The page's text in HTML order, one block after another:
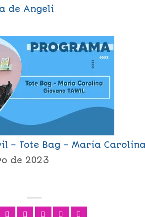
de Angeli
– Tote Bag – Maria
de 2023